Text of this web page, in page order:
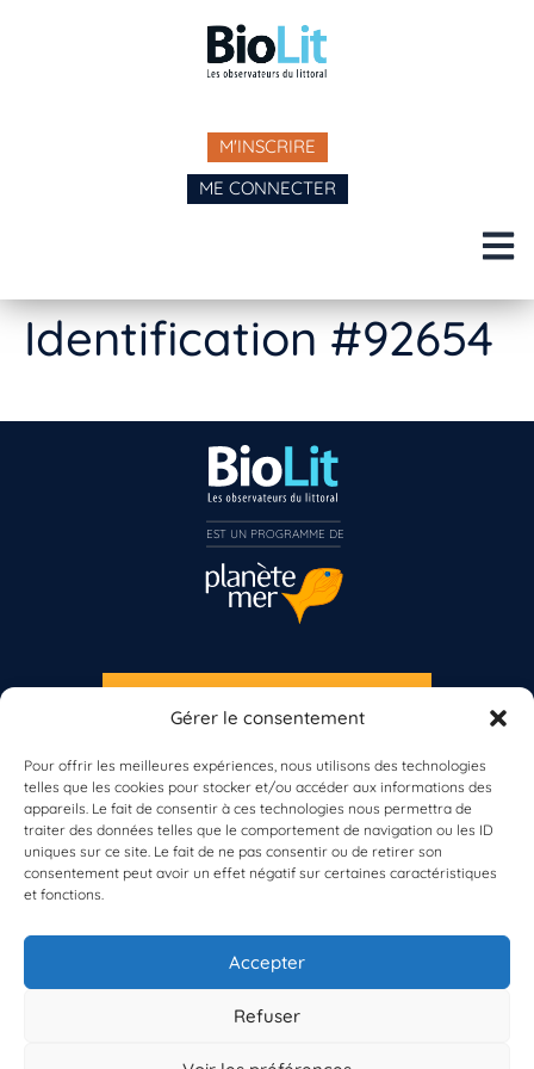
Gérer le consentement
Pour offrir les meilleures expériences, nous utilisons des technologies
telles que les cookies pour stocker et/ou accéder aux informations des
appareils. Le fait de consentir à ces technologies nous permettra de
traiter des données telles que le comportement de navigation ou les ID
uniques sur ce site. Le fait de ne pas consentir ou de retirer son
consentement peut avoir un effet négatif sur certaines caractéristiques
et fonctions.
Accepter
Refuser
M'INSCRIRE
ME CONNECTER
Identification #92654
À propos de BioLit
Vos données d'observation
Ressources
Résultats du programme
Contacts
S'INSCRIRE À LA NEWSLETTER
Vous n’êtes pas encore inscrit à Biolit ?
Inscrivez-vous dès maintenant